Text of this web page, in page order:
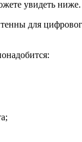
увидеть ниже.
для